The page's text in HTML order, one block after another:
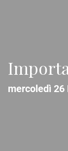
mercoledì 26